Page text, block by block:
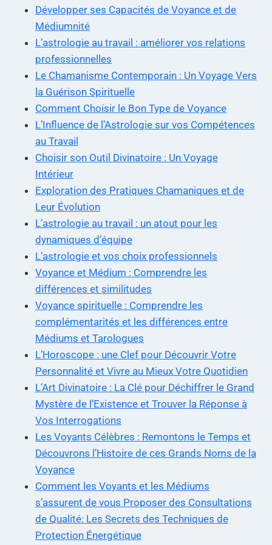
Développer ses Capacités de Voyance et de
Médiumnité
L’astrologie au travail : améliorer vos relations
professionnelles
Le Chamanisme Contemporain : Un Voyage Vers
la Guérison Spirituelle
Comment Choisir le Bon Type de Voyance
L’Influence de l’Astrologie sur vos Compétences
au Travail
Choisir son Outil Divinatoire : Un Voyage
Intérieur
Exploration des Pratiques Chamaniques et de
Leur Évolution
L’astrologie au travail : un atout pour les
dynamiques d’équipe
L’astrologie et vos choix professionnels
Voyance et Médium : Comprendre les
différences et similitudes
Voyance spirituelle : Comprendre les
complémentarités et les différences entre
Médiums et Tarologues
L’Horoscope : une Clef pour Découvrir Votre
Personnalité et Vivre au Mieux Votre Quotidien
L’Art Divinatoire : La Clé pour Déchiffrer le Grand
Mystère de l’Existence et Trouver la Réponse à
Vos Interrogations
Les Voyants Célèbres : Remontons le Temps et
Découvrons l’Histoire de ces Grands Noms de la
Voyance
Comment les Voyants et les Médiums
s’assurent de vous Proposer des Consultations
de Qualité: Les Secrets des Techniques de
Protection Énergétique